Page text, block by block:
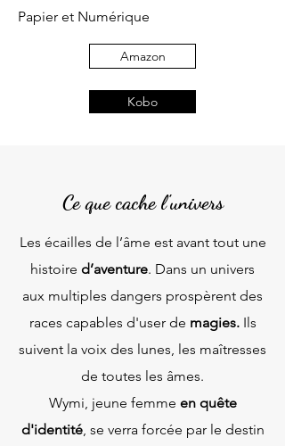
Papier et Numérique
Amazon
Kobo
Ce que cache l'univers
Les écailles de l’âme est avant tout une
histoire d’aventure. Dans un univers
aux multiples dangers prospèrent des
races capables d'user de magies. Ils
suivent la voix des lunes, les maîtresses
de toutes les âmes.
Wymi, jeune femme en quête
d'identité, se verra forcée par le destin